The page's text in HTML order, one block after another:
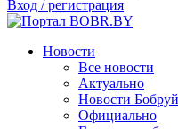
Вход / регистрация
Новости
Все новости
Актуально
Новости
Официально